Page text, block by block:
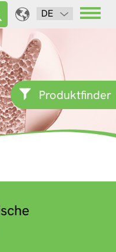
DE
Produktfinder